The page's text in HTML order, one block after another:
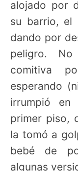
alojado por
su barrio, el
dando por
peligro.
comitiva
esperando
irrumpió en
primer piso,
la tomó a
bebé de
algunas